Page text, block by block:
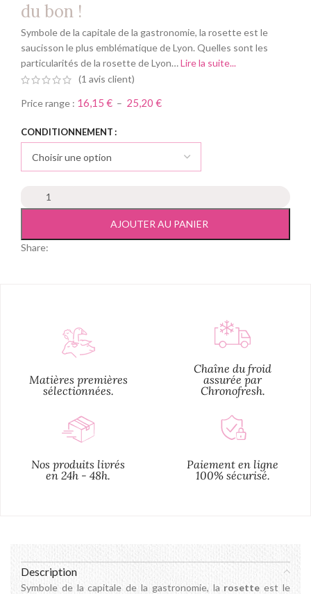
du bon !
Symbole de la capitale de la gastronomie, la rosette est le
saucisson le plus emblématique de Lyon. Quelles sont les
particularités de la rosette de Lyon…Lire la suite...
(1 avis client)
Price range : 16,15 € – 25,20 €
CONDITIONNEMENT
AJOUTER AU PANIER
Alternative:
Share:
Matières premières
sélectionnées.
Chaîne du froid
assurée par
Chronofresh.
Nos produits livrés
en 24h - 48h.
Paiement en ligne
100% sécurisé.
Description
Symbole de la capitale de la gastronomie, la rosette est le